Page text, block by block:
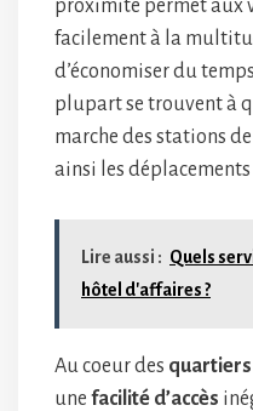
proximité permet aux
facilement à la
d’économiser du
plupart se trouvent à
marche des stations de
ainsi les
Lire aussi : Quels
hôtel d'affaires ?
Au coeur des
une facilité d’accès